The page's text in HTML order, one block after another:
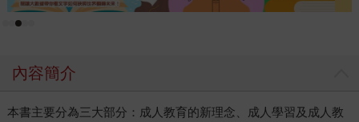
內容簡介
本書主要分為三大部分：成人教育的新理念、成人學習及成人教